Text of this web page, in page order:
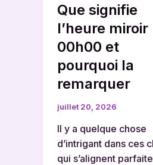
Que signifie
l’heure miroir
00h00 et
pourquoi la
remarquer
juillet 20, 2026
Il y a quelque chose
d’intrigant dans ces
qui s’alignent
remarquer